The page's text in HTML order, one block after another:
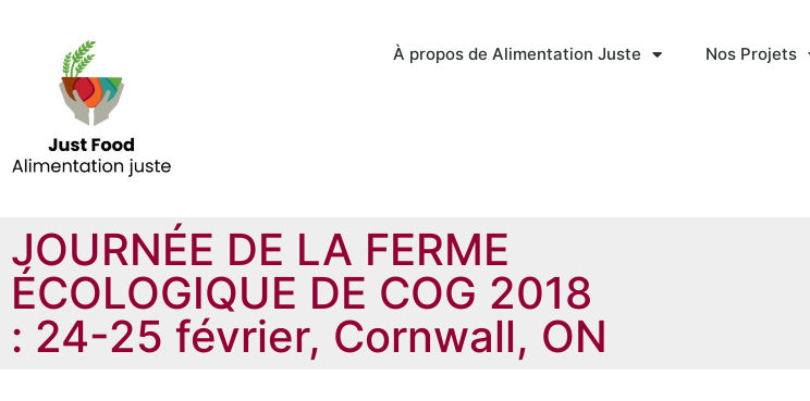
À propos de Alimentation Juste Nos Projets
JOURNÉE DE LA FERME
ÉCOLOGIQUE DE COG 2018
: 24-25 février, Cornwall, ON